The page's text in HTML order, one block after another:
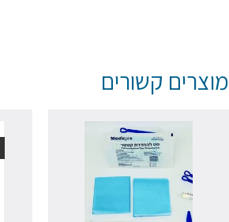
מוצרים קשורים